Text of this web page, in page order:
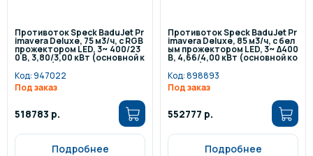
Противоток Speck BaduJet Pr
imavera Deluxe, 75 м3/ч, с RGB
прожектором LED, 3~ 400/23
0 В, 3,80/3,00 кВт (основной к
омплект)
Код:947022
Под заказ
518783 р.
Подробнее
Противоток Speck BaduJet Pr
imavera Deluxe, 85 м3/ч, с бел
ым прожектором LED, 3~ ∆400
В, 4,66/4,00 кВт (основной ко
мплект)
Код:898893
Под заказ
552777 р.
Подробнее